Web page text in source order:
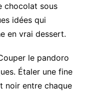
chocolat sous
idées qui
en vrai dessert.
le pandoro
Étaler une fine
noir entre chaque